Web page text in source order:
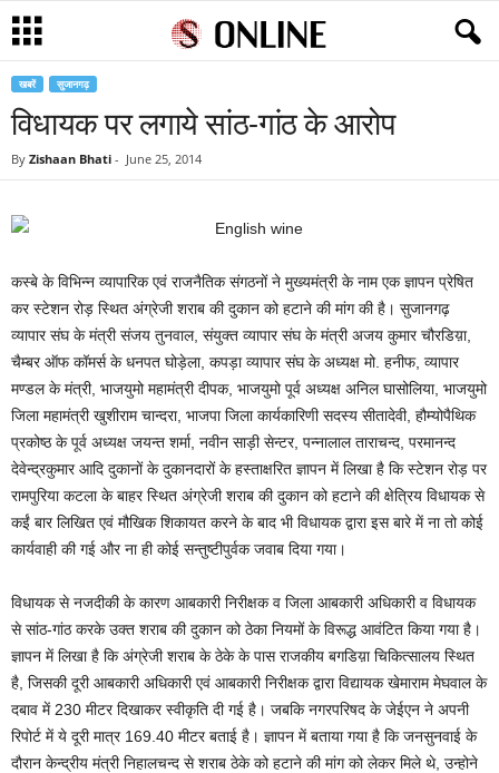
खबरें सुजानगढ़
विधायक पर लगाये सांठ-गांठ के आरोप
By Zishaan Bhati - June 25, 2014
कस्बे के विभिन्न व्यापारिक एवं राजनैतिक संगठनों ने मुख्यमंत्री के नाम एक ज्ञापन प्रेषित
कर स्टेशन रोड़ स्थित अंग्रेजी शराब की दुकान को हटाने की मांग की है। सुजानगढ़
व्यापार संघ के मंत्री संजय तुनवाल, संयुक्त व्यापार संघ के मंत्री अजय कुमार चौरडिय़ा,
चैम्बर ऑफ कॉमर्स के धनपत घोड़ेला, कपड़ा व्यापार संघ के अध्यक्ष मो. हनीफ, व्यापार
मण्डल के मंत्री, भाजयुमो महामंत्री दीपक, भाजयुमो पूर्व अध्यक्ष अनिल घासोलिया, भाजयुमो
जिला महामंत्री खुशीराम चान्दरा, भाजपा जिला कार्यकारिणी सदस्य सीतादेवी, हौम्योपैथिक
प्रकोष्ठ के पूर्व अध्यक्ष जयन्त शर्मा, नवीन साड़ी सेन्टर, पन्नालाल ताराचन्द, परमानन्द
देवेन्द्रकुमार आदि दुकानों के दुकानदारों के हस्ताक्षरित ज्ञापन में लिखा है कि स्टेशन रोड़ पर
रामपुरिया कटला के बाहर स्थित अंग्रेजी शराब की दुकान को हटाने की क्षेत्रिय विधायक से
कईं बार लिखित एवं मौखिक शिकायत करने के बाद भी विधायक द्वारा इस बारे में ना तो कोई
कार्यवाही की गई और ना ही कोई सन्तुष्टीपुर्वक जवाब दिया गया।
विधायक से नजदीकी के कारण आबकारी निरीक्षक व जिला आबकारी अधिकारी व विधायक
से सांठ-गांठ करके उक्त शराब की दुकान को ठेका नियमों के विरूद्ध आवंटित किया गया है।
ज्ञापन में लिखा है कि अंग्रेजी शराब के ठेके के पास राजकीय बगडिय़ा चिकित्सालय स्थित
है, जिसकी दूरी आबकारी अधिकारी एवं आबकारी निरीक्षक द्वारा विद्यायक खेमाराम मेघवाल के
दबाव में 230 मीटर दिखाकर स्वीकृति दी गई है। जबकि नगरपरिषद के जेईएन ने अपनी
रिपोर्ट में ये दूरी मात्र 169.40 मीटर बताई है। ज्ञापन में बताया गया है कि जनसुनवाई के
दौरान केन्द्रीय मंत्री निहालचन्द से शराब ठेके को हटाने की मांग को लेकर मिले थे, उन्होने